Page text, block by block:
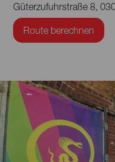
Güterzufuhrstraße 8,
Route berechnen